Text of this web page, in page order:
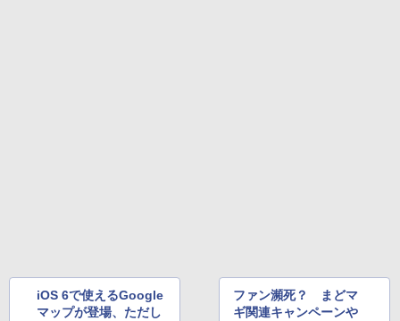
iOS 6で使えるGoogle
マップが登場、ただし
ファン瀕死？ まどマ
ギ関連キャンペーンや